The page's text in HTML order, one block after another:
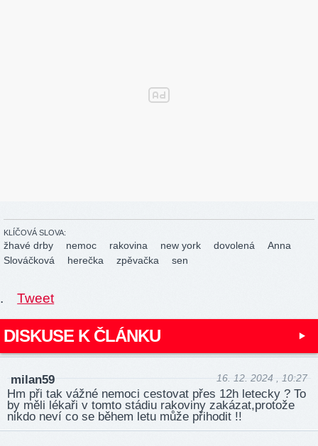
KLÍČOVÁ SLOVA:
žhavé drby nemoc rakovina new york dovolená
Anna
Slováčková
herečka zpěvačka sen
. Tweet
DISKUSE K ČLÁNKU
milan59 16. 12. 2024 , 10:27
Hm při tak vážné nemoci cestovat přes 12h letecky ? To
by měli lékaři v tomto stádiu rakoviny zakázat,protože
nikdo neví co se během letu může přihodit !!